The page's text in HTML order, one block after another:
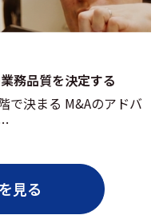
務品質を決定する
で決まる M&Aのアドバ
見る